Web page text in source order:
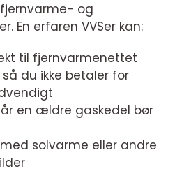
og
En erfaren VVSer kan:
til fjernvarmenettet
du ikke betaler for
en ældre gaskedel bør
solvarme eller andre